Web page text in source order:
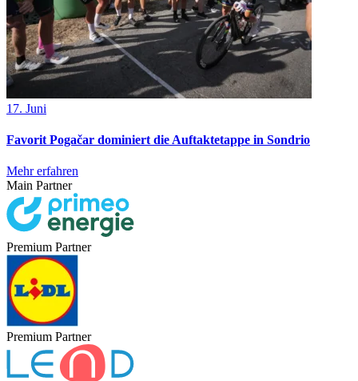
17. Juni
Favorit Pogačar dominiert die Auftaktetappe in Sondrio
Mehr erfahren
Main Partner
Premium Partner
Premium Partner